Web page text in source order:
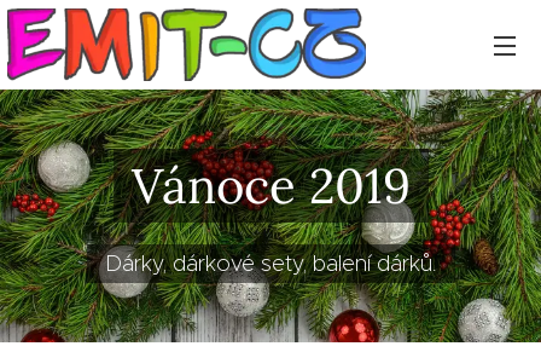
Vánoce 2019
Dárky, dárkové sety, balení dárků.